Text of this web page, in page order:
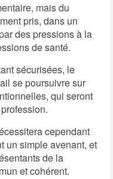
mais du
pris, dans un
des pressions à la
de santé.
sécurisées, le
se poursuivre sur
qui seront
cependant
un simple avenant, et
de la
et cohérent.